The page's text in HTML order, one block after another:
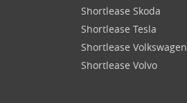
Shortlease Skoda
Shortlease Tesla
Shortlease Volkswagen
Shortlease Volvo